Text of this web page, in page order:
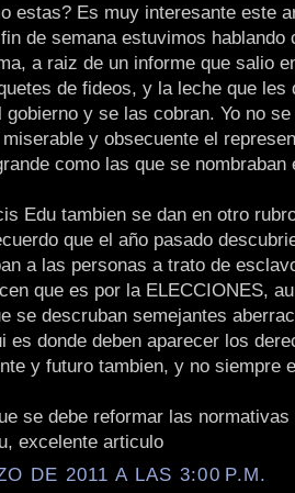
estas? Es muy interesante este
de semana estuvimos hablando
a raiz de un informe que salio
de fideos, y la leche que les
gobierno y se las cobran. Yo no
y obsecuente el
como las que se nombraban
Edu tambien se dan en otro
que el año pasado
a las personas a trato de
que es por la ELECCIONES,
se descruban semejantes
es donde deben aparecer los
y futuro tambien, y no siempre
se debe reformar las
excelente articulo
DE 2011 A LAS 3:00 P.M.